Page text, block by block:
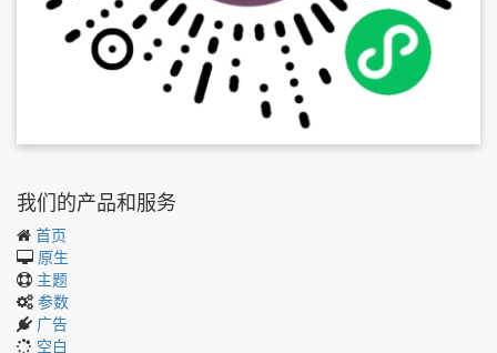
我们的产品和服务
首页
原生
主题
参数
广告
空白